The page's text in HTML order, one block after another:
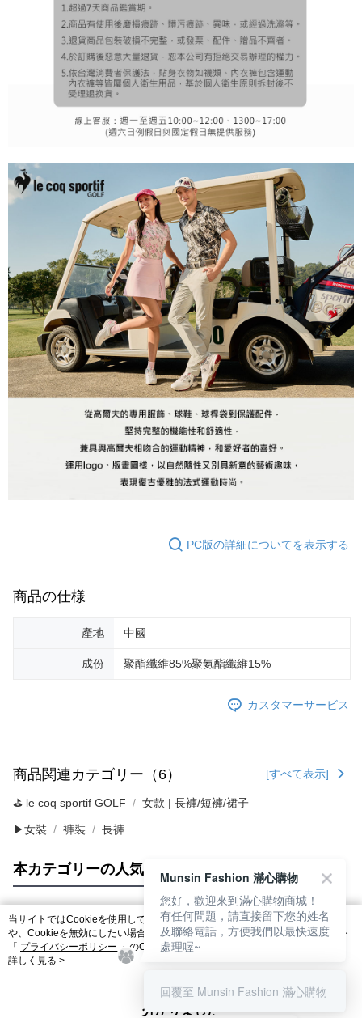
PC版の詳細についてを表示する
商品の仕様
產地 中國
成份 聚酯纖維85%聚氨酯纖維15%
カスタマーサービス
商品関連カテゴリー（6） [すべて表示]
⛳️ le coq sportif GOLF 女款 | 長褲/短褲/裙子
▶女裝 褲裝 長褲
本カテゴリーの人気商品 サイト全体のランキング
人気タグ
当サイトではCookieを使用しています。当サイトのCookie使用に関する詳細
や、Cookieを無効にしたい場合のブラウザでの設定方法については、当サイト
「 プライバシーポリシー 」のCookieポリシーをご参照ください。お客さま
が、当サイトを引き続き使用される場合、当社がサイト利用規約のCookieポリ
詳しく見る >
分かりました
Munsin Fashion 滿心購物
您好，歡迎來到滿心購物商城！
有任何問題，請直接留下您的姓名
及聯絡電話，方便我們以最快速度
處理喔~
回覆至 Munsin Fashion 滿心購物